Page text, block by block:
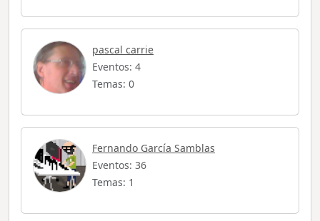
pascal carrie
Eventos: 4
Temas: 0
Fernando García Samblas
Eventos: 36
Temas: 1